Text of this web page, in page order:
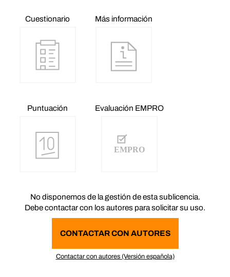
Cuestionario Más información
Puntuación Evaluación EMPRO
No disponemos de la gestión de esta sublicencia.
Debe contactar con los autores para solicitar su uso.
CONTACTAR CON AUTORES
Contactar con autores (Versión española)